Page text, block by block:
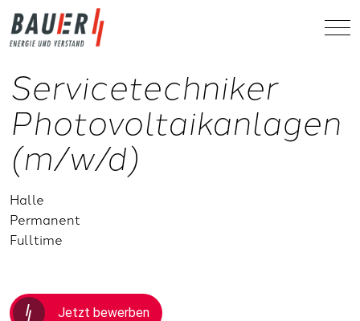
Servicetechniker
Photovoltaikanlagen
(m/w/d)
Halle
Permanent
Fulltime
Jetzt bewerben